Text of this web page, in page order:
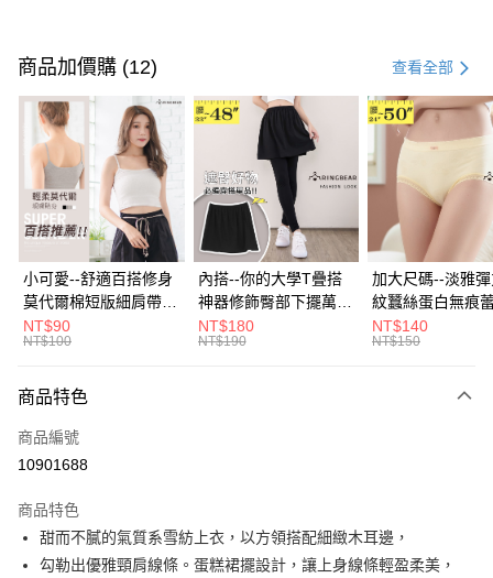
信用卡一次付款
超商取貨付款
LINE Pay
Apple Pay
街口支付
悠遊付
Google Pay
全盈+PAY
大哥付你分期
【大哥付你分期使用說明】
1.本服務由台灣大哥大提供，台灣大哥大用戶可立即使用無須另外申請。
流程，驗證手機門號後，選擇欲分期的期數、繳款截止日，確認付款後即完
成交易。
3.實際核准額度、可分期數及費用金額請依後續交易確認頁面所載為準。
4.訂單成立30分鐘內，如未前往確認交易或遇審核未通過，訂單將自動取
AFTEE先享後付
【關於「AFTEE先享後付」】
AFTEE先享後付是「在收到商品之後才付款」的支付方式。 讓您購物簡單
便利好安心！
１．簡單：不需註冊會員、不需綁卡、不需儲值。
ATM付款
商品加價購 (12) 查看全部
小可愛--舒適百搭修身
莫代爾棉短版細肩帶素
色背心(白.黑.灰L-2L)-
U582眼圈熊中大尺碼
NT$90
NT$100
內搭--你的大學T疊搭
神器修飾臀部下擺萬用
內搭裙/遮臀裙(黑2L-
6L)-Q155眼圈熊中大
NT$180
NT$190
加大尺碼--淡雅
紋蠶絲蛋白無痕
角內褲(白.粉.藍.
3L)-L28眼圈熊中
NT$140
NT$150
商品特色
商品編號
10901688
商品特色
甜而不膩的氣質系雪紡上衣，以方領搭配細緻木耳邊，
勾勒出優雅頸肩線條。蛋糕裙擺設計，讓上身線條輕盈柔美，